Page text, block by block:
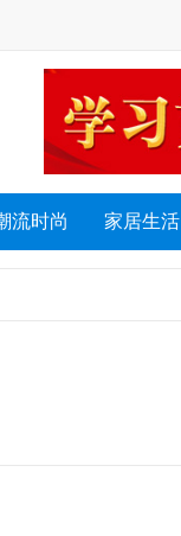
流时尚 家居生活